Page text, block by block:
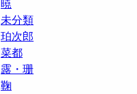
未分類
珀次郎
菜都
露・珊
鞠